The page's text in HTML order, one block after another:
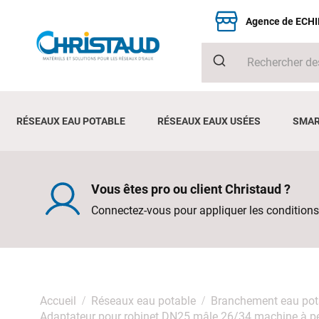
Agence de
RÉSEAUX EAU POTABLE RÉSEAUX EAUX USÉES
Vous êtes pro ou client Christaud ?
Connectez-vous pour appliquer les
Accueil Réseaux eau potable Branchement eau